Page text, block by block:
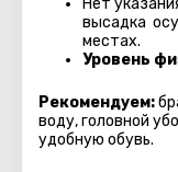
Нет
высадка
местах.
Уровень
Рекомендуем:
воду, головной
удобную обувь.